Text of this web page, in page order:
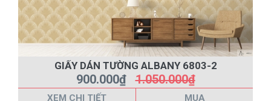
GIẤY DÁN TƯỜNG ALBANY 6803-2
900.000₫1.050.000₫
XEM CHI TIẾT MUA